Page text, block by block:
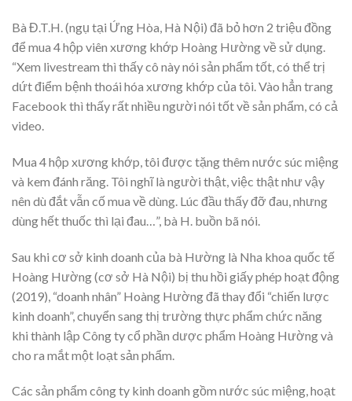
Bà Đ.T.H. (ngụ tại Ứng Hòa, Hà Nội) đã bỏ hơn 2 triệu đồng
để mua 4 hộp viên xương khớp Hoàng Hường về sử dụng.
“Xem livestream thì thấy cô này nói sản phẩm tốt, có thể trị
dứt điểm bệnh thoái hóa xương khớp của tôi. Vào hẳn trang
Facebook thì thấy rất nhiều người nói tốt về sản phẩm, có cả
video.
Mua 4 hộp xương khớp, tôi được tặng thêm nước súc miệng
và kem đánh răng. Tôi nghĩ là người thật, việc thật như vậy
nên dù đắt vẫn cố mua về dùng. Lúc đầu thấy đỡ đau, nhưng
dùng hết thuốc thì lại đau…”, bà H. buồn bã nói.
Sau khi cơ sở kinh doanh của bà Hường là Nha khoa quốc tế
Hoàng Hường (cơ sở Hà Nội) bị thu hồi giấy phép hoạt động
(2019), “doanh nhân” Hoàng Hường đã thay đổi “chiến lược
kinh doanh”, chuyển sang thị trường thực phẩm chức năng
khi thành lập Công ty cổ phần dược phẩm Hoàng Hường và
cho ra mắt một loạt sản phẩm.
Các sản phẩm công ty kinh doanh gồm nước súc miệng, hoạt